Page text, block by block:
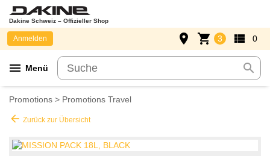
Dakine Schweiz – Offizieller Shop
menu Menü search
Anmelden place shopping_cart 3 view_list 0
Promotions > Promotions Travel
arrow_back Zurück zur Übersicht